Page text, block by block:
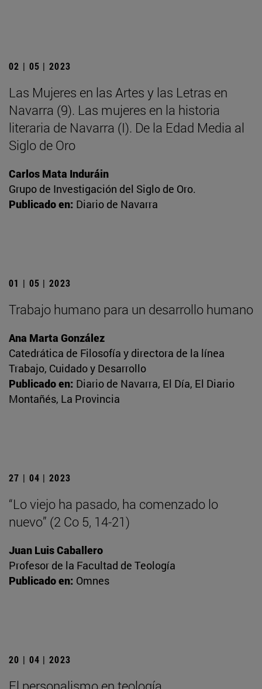
02 | 05 | 2023
Las Mujeres en las Artes y las Letras en
Navarra (9). Las mujeres en la historia
literaria de Navarra (I). De la Edad Media al
Siglo de Oro
Carlos Mata Induráin
Grupo de Investigación del Siglo de Oro.
Publicado en: Diario de Navarra
01 | 05 | 2023
Trabajo humano para un desarrollo humano
Ana Marta González
Catedrática de Filosofía y directora de la línea
Trabajo, Cuidado y Desarrollo
Publicado en: Diario de Navarra, El Día, El Diario
Montañés, La Provincia
27 | 04 | 2023
“Lo viejo ha pasado, ha comenzado lo
nuevo” (2 Co 5, 14-21)
Juan Luis Caballero
Profesor de la Facultad de Teología
Publicado en: Omnes
20 | 04 | 2023